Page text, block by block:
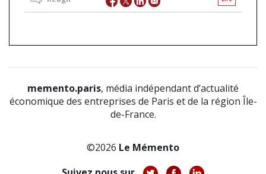
memento.paris, média indépendant d’actualité
économique des entreprises de Paris et de la région Île-
de-France.
©2026 Le Mémento